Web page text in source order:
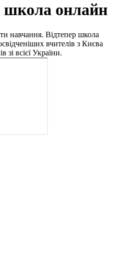
школа онлайн
навчання. Відтепер школа
вчителів з Києва
зі всієї України.